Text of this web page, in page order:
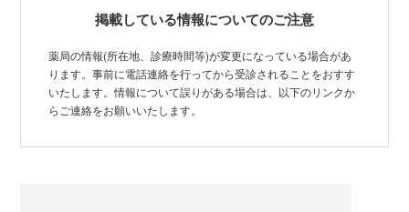
掲載している情報についてのご注意
薬局の情報(所在地、診療時間等)が変更になっている場合があ
ります。事前に電話連絡を行ってから受診されることをおすす
いたします。情報について誤りがある場合は、以下のリンクか
らご連絡をお願いいたします。